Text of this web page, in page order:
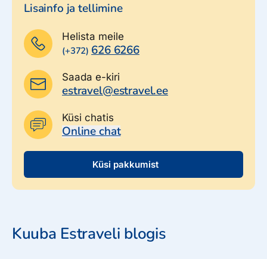
Lisainfo ja tellimine
Helista meile
(+372) 626 6266
Saada e-kiri
estravel@estravel.ee
Küsi chatis
Online chat
Küsi pakkumist
Kuuba Estraveli blogis